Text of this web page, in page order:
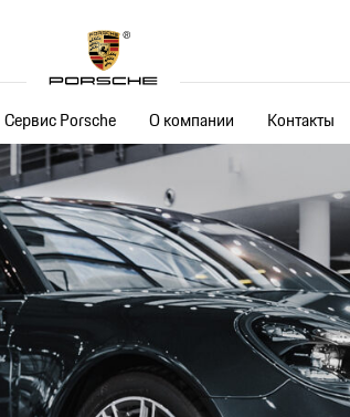
Сервис Porsche О компании Контакты